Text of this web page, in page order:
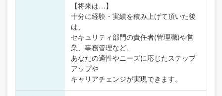
【将来は…】
十分に経験・実績を積み上げて頂いた後
は、
セキュリティ部門の責任者(管理職)や営
業、事務管理など、
あなたの適性やニーズに応じたステップ
アップや
キャリアチェンジが実現できます。